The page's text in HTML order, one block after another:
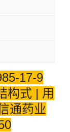
17-9
构式 | 用
通药业